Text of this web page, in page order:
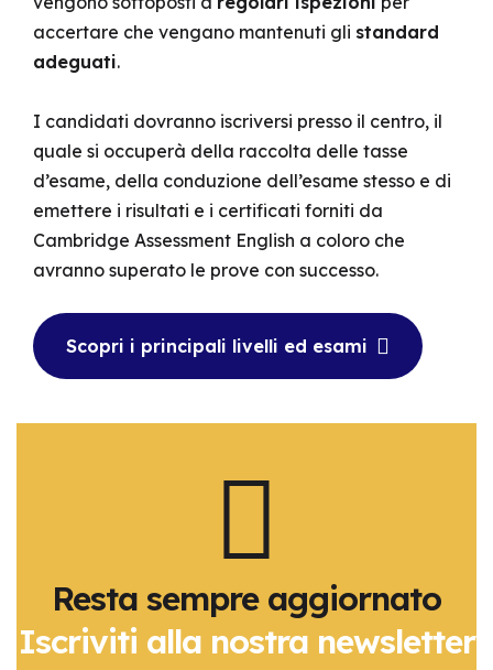
accertare che vengano mantenuti gli standard
adeguati.
I candidati dovranno iscriversi presso il centro, il
quale si occuperà della raccolta delle tasse
d’esame, della conduzione dell’esame stesso e di
emettere i risultati e i certificati forniti da
Cambridge Assessment English a coloro che
avranno superato le prove con successo.
Scopri i principali livelli ed esami
Resta sempre aggiornato
Iscriviti alla nostra newsletter